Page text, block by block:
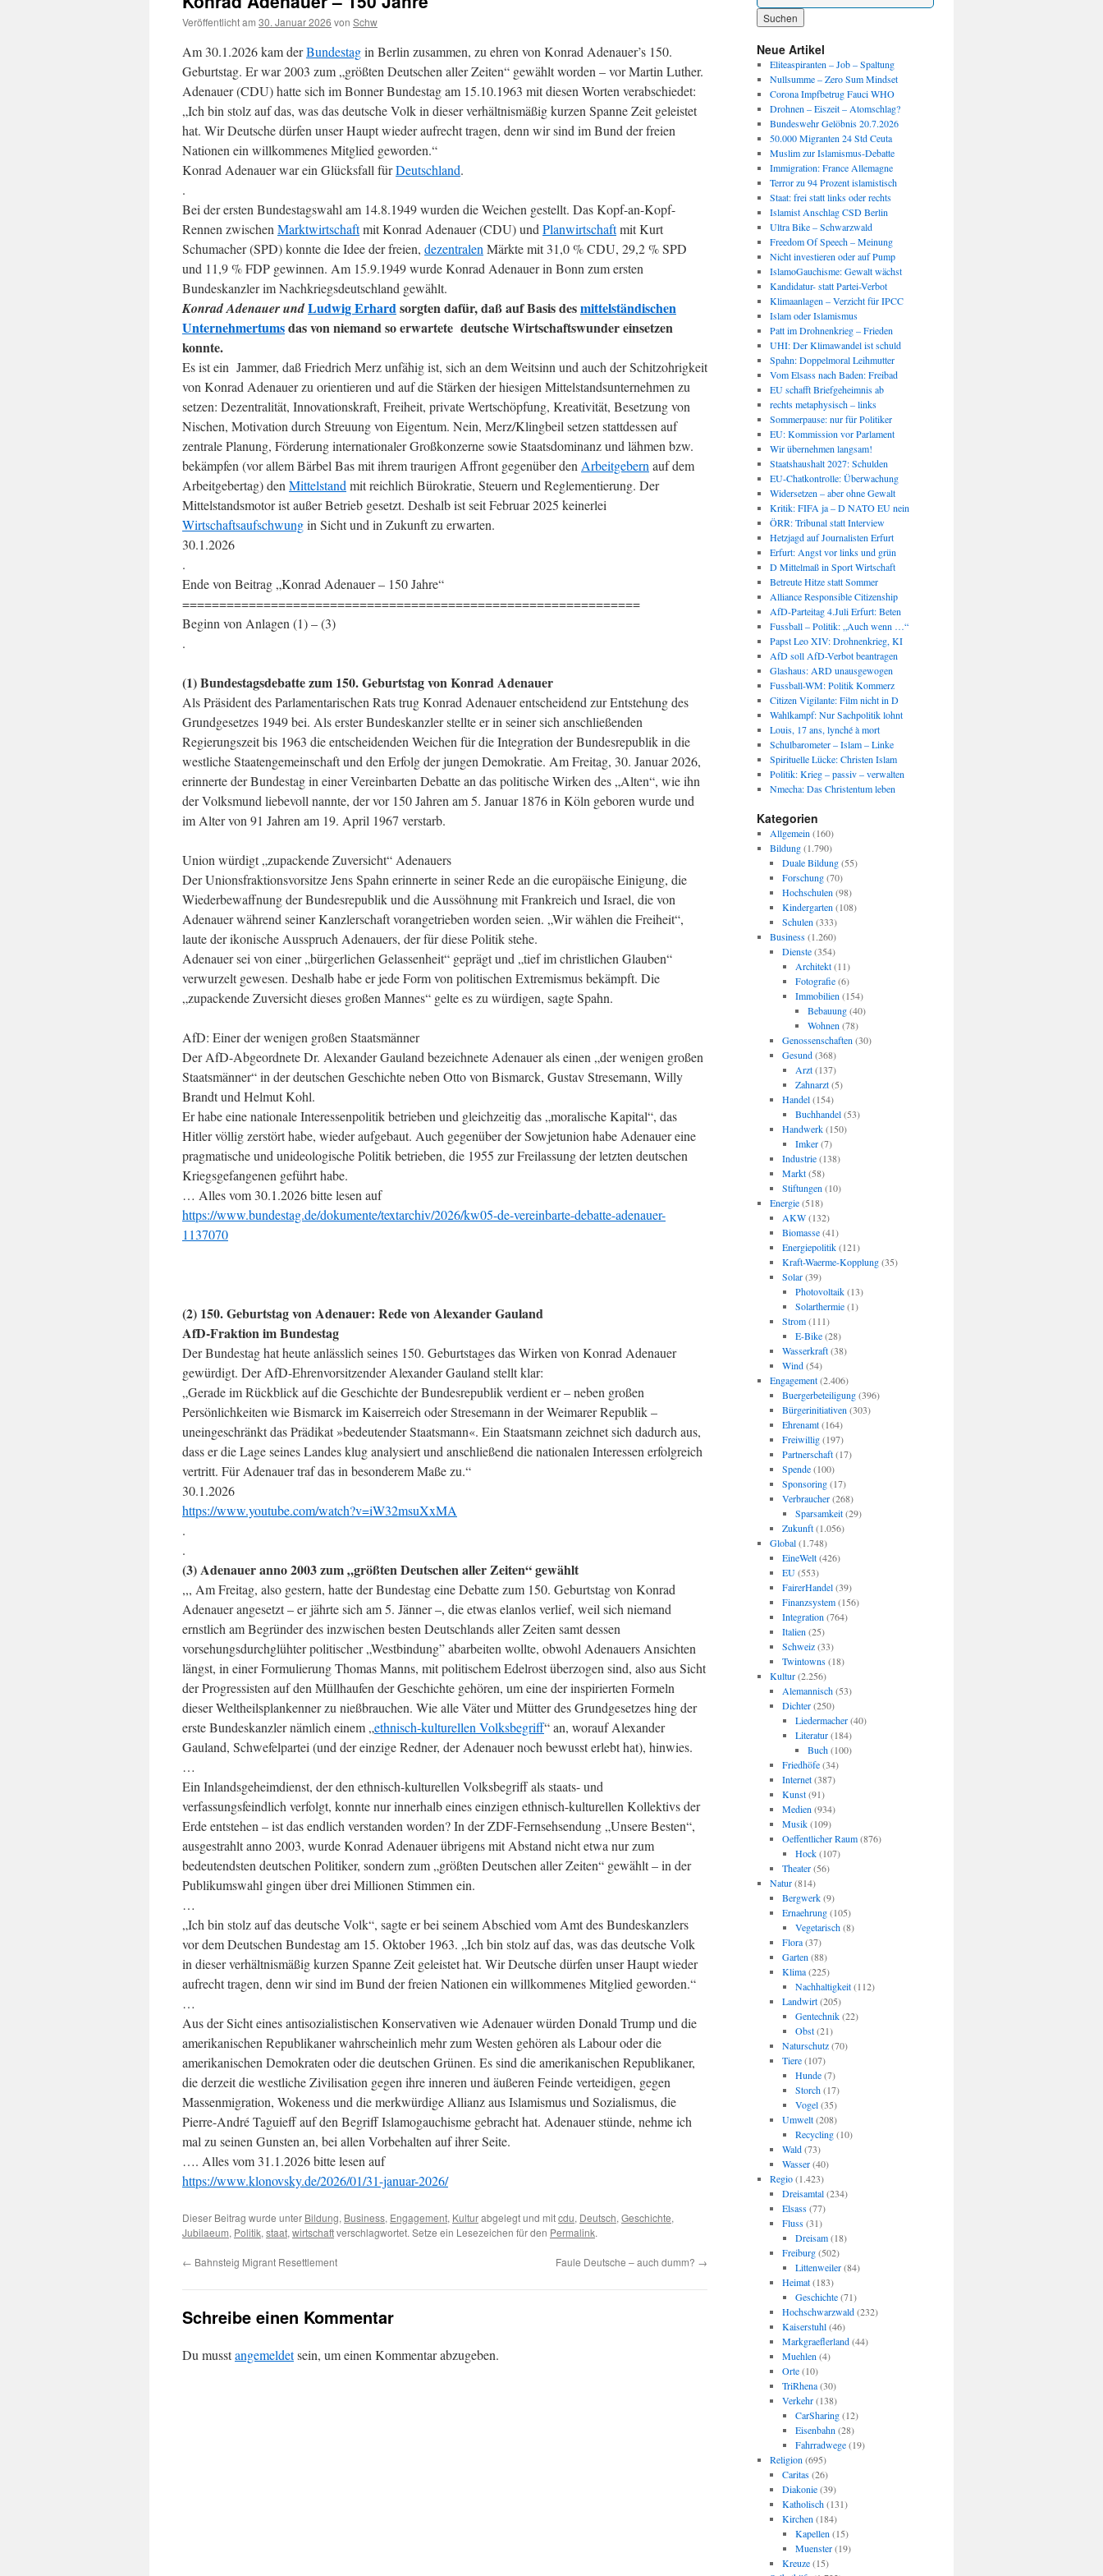
Veröffentlicht am 30. Januar 2026 von Schw
Am 30.1.2026 kam derBundestagin Berlin zusammen, zu ehren von Konrad Adenauer’s 150.
Geburtstag. Er war 2003 zum „größten Deutschen aller Zeiten“ gewählt worden – vor Martin Luther.
Adenauer (CDU) hatte sich im Bonner Bundestag am 15.10.1963 mit diesen Worten verabschiedet:
„Ich bin stolz auf das, was das deutsche Volk in dieser verhältnismäßig kurzen Spanne Zeit geleistet
hat. Wir Deutsche dürfen unser Haupt wieder aufrecht tragen, denn wir sind im Bund der freien
Nationen ein willkommenes Mitglied geworden.“
Konrad Adenauer war ein Glücksfall fürDeutschland.
.
Bei der ersten Bundestagswahl am 14.8.1949 wurden die Weichen gestellt. Das Kopf-an-Kopf-
Rennen zwischen Marktwirtschaftmit Konrad Adenauer (CDU) und Planwirtschaftmit Kurt
Schumacher (SPD) konnte die Idee der freien, dezentralen Märkte mit 31,0 % CDU, 29,2 % SPD
und 11,9 % FDP gewinnen. Am 15.9.1949 wurde Konrad Adenauer in Bonn zum ersten
Bundeskanzler im Nachkriegsdeutschland gewählt.
Konrad Adenauer undLudwig Erhardsorgten dafür, daß auf Basis desmittelständischen
Unternehmertumsdas von niemand so erwartete deutsche Wirtschaftswunder einsetzen
konnte.
Es ist ein Jammer, daß Friedrich Merz unfähig ist, sich an dem Weitsinn und auch der Schitzohrigkeit
von Konrad Adenauer zu orientieren und auf die Stärken der hiesigen Mittelstandsunternehmen zu
setzen: Dezentralität, Innovationskraft, Freiheit, private Wertschöpfung, Kreativität, Besetzung von
Nischen, Motivation durch Streuung von Eigentum. Nein, Merz/Klingbeil setzen stattdessen auf
zentrale Planung, Förderung internationaler Großkonzerne sowie Staatsdominanz und lähmen bzw.
bekämpfen (vor allem Bärbel Bas mit ihrem traurigen Affront gegenüber den Arbeitgebern auf dem
Arbeitgebertag) den Mittelstand mit reichlich Bürokratie, Steuern und Reglementierung. Der
Mittelstandsmotor ist außer Betrieb gesetzt. Deshalb ist seit Februar 2025 keinerlei
Wirtschaftsaufschwungin Sicht und in Zukunft zu erwarten.
30.1.2026
.
Ende von Beitrag „Konrad Adenauer – 150 Jahre“
==============================================================
Beginn von Anlagen (1) – (3)
.
(1) Bundestagsdebatte zum 150. Geburtstag von Konrad Adenauer
Als Präsident des Parlamentarischen Rats trug Konrad Adenauer entscheidend zur Entstehung des
Grundgesetzes 1949 bei. Als erster Bundeskanzler stellte er in seiner sich anschließenden
Regierungszeit bis 1963 die entscheidenden Weichen für die Integration der Bundesrepublik in die
westliche Staatengemeinschaft und den Erfolg der jungen Demokratie. Am Freitag, 30. Januar 2026,
erinnerte der Bundestag in einer Vereinbarten Debatte an das politische Wirken des „Alten“, wie ihn
der Volksmund liebevoll nannte, der vor 150 Jahren am 5. Januar 1876 in Köln geboren wurde und
im Alter von 91 Jahren am 19. April 1967 verstarb.
Union würdigt „zupackende Zuversicht“ Adenauers
Der Unionsfraktionsvorsitze Jens Spahn erinnerte in seiner Rede an die europäische Einigung, die
Wiederbewaffnung der Bundesrepublik und die Aussöhnung mit Frankreich und Israel, die von
Adenauer während seiner Kanzlerschaft vorangetrieben worden seien. „Wir wählen die Freiheit“,
laute der ikonische Ausspruch Adenauers, der für diese Politik stehe.
Adenauer sei von einer „bürgerlichen Gelassenheit“ geprägt und „tief im christlichen Glauben“
verwurzelt gewesen. Deshalb habe er jede Form von politischen Extremismus bekämpft. Die
„zupackende Zuversicht dieses großen Mannes“ gelte es zu würdigen, sagte Spahn.
AfD: Einer der wenigen großen Staatsmänner
Der AfD-Abgeordnete Dr. Alexander Gauland bezeichnete Adenauer als einen „der wenigen großen
Staatsmänner“ in der deutschen Geschichte neben Otto von Bismarck, Gustav Stresemann, Willy
Brandt und Helmut Kohl.
Er habe eine nationale Interessenpolitik betrieben und gleichzeitig das „moralische Kapital“, das
Hitler völlig zerstört habe, wieder aufgebaut. Auch gegenüber der Sowjetunion habe Adenauer eine
pragmatische und unideologische Politik betrieben, die 1955 zur Freilassung der letzten deutschen
Kriegsgefangenen geführt habe.
… Alles vom 30.1.2026 bitte lesen auf
https://www.bundestag.de/dokumente/textarchiv/2026/kw05-de-vereinbarte-debatte-adenauer-
1137070
(2) 150. Geburtstag von Adenauer: Rede von Alexander Gauland
AfD-Fraktion im Bundestag
Der Bundestag hat heute anlässlich seines 150. Geburtstages das Wirken von Konrad Adenauer
gewürdigt. Der AfD-Ehrenvorsitzender Alexander Gauland stellt klar:
„Gerade im Rückblick auf die Geschichte der Bundesrepublik verdient er – neben großen
Persönlichkeiten wie Bismarck im Kaiserreich oder Stresemann in der Weimarer Republik –
uneingeschränkt das Prädikat »bedeutender Staatsmann«. Ein Staatsmann zeichnet sich dadurch aus,
dass er die Lage seines Landes klug analysiert und anschließend die nationalen Interessen erfolgreich
vertritt. Für Adenauer traf das in besonderem Maße zu.“
30.1.2026
https://www.youtube.com/watch?v=iW32msuXxMA
.
.
(3) Adenauer anno 2003 zum „größten Deutschen aller Zeiten“ gewählt
,,, Am Freitag, also gestern, hatte der Bundestag eine Debatte zum 150. Geburtstag von Konrad
Adenauer angesetzt – er jährte sich am 5. Jänner –, die etwas elanlos verlief, weil sich niemand
ernstlich am Begründer des inzwischen besten Deutschlands aller Zeiten samt dessen
vorsehungsdurchglühter politischer „Westbindung” abarbeiten wollte, obwohl Adenauers Ansichten
längst, in einer Formulierung Thomas Manns, mit politischem Edelrost überzogen sind, also aus Sicht
der Progressisten auf den Müllhaufen der Geschichte gehören, um eine der inspirierten Formeln
dieser Weltheilsplankenner zu nießbrauchen. Wie alle Väter und Mütter des Grundgesetzes hing der
erste Bundeskanzler nämlich einem „ethnisch-kulturellen Volksbegriff“ an, worauf Alexander
Gauland, Schwefelpartei (und der einzige Redner, der Adenauer noch bewusst erlebt hat), hinwies.
…
Ein Inlandsgeheimdienst, der den ethnisch-kulturellen Volksbegriff als staats- und
verfassungsfeindlich verfolgt, konnte nur innerhalb eines einzigen ethnisch-kulturellen Kollektivs der
Erde entstehen – ist das endlich verstanden worden? In der ZDF-Fernsehsendung „Unsere Besten“,
ausgestrahlt anno 2003, wurde Konrad Adenauer übrigens mit Abstand nicht etwa nur zum
bedeutendsten deutschen Politiker, sondern zum „größten Deutschen aller Zeiten“ gewählt – in der
Publikumswahl gingen über drei Millionen Stimmen ein.
…
„Ich bin stolz auf das deutsche Volk“, sagte er bei seinem Abschied vom Amt des Bundeskanzlers
vor dem Deutschen Bundestag am 15. Oktober 1963. „Ich bin stolz auf das, was das deutsche Volk
in dieser verhältnismäßig kurzen Spanne Zeit geleistet hat. Wir Deutsche dürfen unser Haupt wieder
aufrecht tragen, denn wir sind im Bund der freien Nationen ein willkommenes Mitglied geworden.“
…
Aus der Sicht eines antisozialistischen Konservativen wie Adenauer würden Donald Trump und die
amerikanischen Republikaner wahrscheinlich mehr zum Westen gehören als Labour oder die
amerikanischen Demokraten oder die deutschen Grünen. Es sind die amerikanischen Republikaner,
die derzeit die westliche Zivilisation gegen ihre inneren und äußeren Feinde verteidigen, gegen
Massenmigration, Wokeness und die merkwürdige Allianz aus Islamismus und Sozialismus, die
Pierre-André Taguieff auf den Begriff Islamogauchisme gebracht hat. Adenauer stünde, nehme ich
mal zu seinen Gunsten an, bei allen Vorbehalten auf ihrer Seite.
…. Alles vom 31.1.2026 bitte lesen auf
https://www.klonovsky.de/2026/01/31-januar-2026/
Dieser Beitrag wurde unter Bildung, Business, Engagement, Kulturabgelegt und mitcdu, Deutsch, Geschichte,
Jubilaeum, Politik, staat, wirtschaftverschlagwortet. Setze ein Lesezeichen für den Permalink.
← Bahnsteig Migrant Resettlement Faule Deutsche – auch dumm? →
Schreibe einen Kommentar
Du musstangemeldetsein, um einen Kommentar abzugeben.
Neue Artikel
Eliteaspiranten – Job – Spaltung
Nullsumme – Zero Sum Mindset
Corona Impfbetrug Fauci WHO
Drohnen – Eiszeit – Atomschlag?
Bundeswehr Gelöbnis 20.7.2026
50.000 Migranten 24 Std Ceuta
Muslim zur Islamismus-Debatte
Immigration: France Allemagne
Terror zu 94 Prozent islamistisch
Staat: frei statt links oder rechts
Islamist Anschlag CSD Berlin
Ultra Bike – Schwarzwald
Freedom Of Speech – Meinung
Nicht investieren oder auf Pump
IslamoGauchisme: Gewalt wächst
Kandidatur- statt Partei-Verbot
Klimaanlagen – Verzicht für IPCC
Islam oder Islamismus
Patt im Drohnenkrieg – Frieden
UHI: Der Klimawandel ist schuld
Spahn: Doppelmoral Leihmutter
Vom Elsass nach Baden: Freibad
EU schafft Briefgeheimnis ab
rechts metaphysisch – links
Sommerpause: nur für Politiker
EU: Kommission vor Parlament
Wir übernehmen langsam!
Staatshaushalt 2027: Schulden
EU-Chatkontrolle: Überwachung
Widersetzen – aber ohne Gewalt
Kritik: FIFA ja – D NATO EU nein
ÖRR: Tribunal statt Interview
Hetzjagd auf Journalisten Erfurt
Erfurt: Angst vor links und grün
D Mittelmaß in Sport Wirtschaft
Betreute Hitze statt Sommer
Alliance Responsible Citizenship
AfD-Parteitag 4.Juli Erfurt: Beten
Fussball – Politik: „Auch wenn …“
Papst Leo XIV: Drohnenkrieg, KI
AfD soll AfD-Verbot beantragen
Glashaus: ARD unausgewogen
Fussball-WM: Politik Kommerz
Citizen Vigilante: Film nicht in D
Wahlkampf: Nur Sachpolitik lohnt
Louis, 17 ans, lynché à mort
Schulbarometer – Islam – Linke
Spirituelle Lücke: Christen Islam
Politik: Krieg – passiv – verwalten
Nmecha: Das Christentum leben
Kategorien
Allgemein (160)
Bildung(1.790)
Duale Bildung(55)
Forschung(70)
Hochschulen (98)
Kindergarten (108)
Schulen (333)
Business(1.260)
Dienste(354)
Architekt(11)
Fotografie(6)
Immobilien (154)
Bebauung(40)
Wohnen (78)
Genossenschaften (30)
Gesund(368)
Arzt(137)
Zahnarzt(5)
Handel(154)
Buchhandel(53)
Handwerk(150)
Imker(7)
Industrie(138)
Markt(58)
Stiftungen (10)
Energie(518)
AKW(132)
Biomasse(41)
Energiepolitik(121)
Kraft-Waerme-Kopplung(35)
Solar(39)
Photovoltaik(13)
Solarthermie(1)
Strom(111)
E-Bike(28)
Wasserkraft(38)
Wind(54)
Engagement(2.406)
Buergerbeteiligung(396)
Bürgerinitiativen (303)
Ehrenamt(164)
Freiwillig(197)
Partnerschaft(17)
Spende(100)
Sponsoring(17)
Verbraucher(268)
Sparsamkeit(29)
Zukunft(1.056)
Global(1.748)
EineWelt(426)
EU(553)
FairerHandel(39)
Finanzsystem(156)
Integration (764)
Italien (25)
Schweiz(33)
Twintowns(18)
Kultur(2.256)
Alemannisch(53)
Dichter(250)
Liedermacher(40)
Literatur(184)
Buch(100)
Friedhöfe(34)
Internet(387)
Kunst(91)
Medien (934)
Musik(109)
Oeffentlicher Raum(876)
Hock(107)
Theater(56)
Natur(814)
Bergwerk(9)
Ernaehrung(105)
Vegetarisch(8)
Flora(37)
Garten (88)
Klima(225)
Nachhaltigkeit(112)
Landwirt(205)
Gentechnik(22)
Obst(21)
Naturschutz(70)
Tiere(107)
Hunde(7)
Storch(17)
Vogel(35)
Umwelt(208)
Recycling(10)
Wald(73)
Wasser(40)
Regio(1.423)
Dreisamtal(234)
Elsass(77)
Fluss(31)
Dreisam(18)
Freiburg(502)
Littenweiler(84)
Heimat(183)
Geschichte(71)
Hochschwarzwald(232)
Kaiserstuhl(46)
Markgraeflerland(44)
Muehlen (4)
Orte(10)
TriRhena(30)
Verkehr(138)
CarSharing(12)
Eisenbahn (28)
Fahrradwege(19)
Religion (695)
Caritas(26)
Diakonie(39)
Katholisch(131)
Kirchen (184)
Kapellen (15)
Muenster(19)
Kreuze(15)